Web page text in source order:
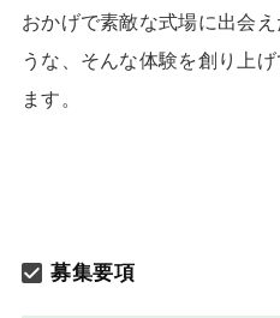
おかげで素敵な式場に出会
うな、そんな体験を創り上
ます。
募集要項